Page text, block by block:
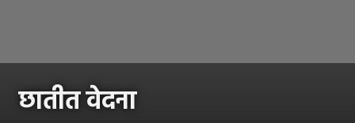
छातीत वेदना